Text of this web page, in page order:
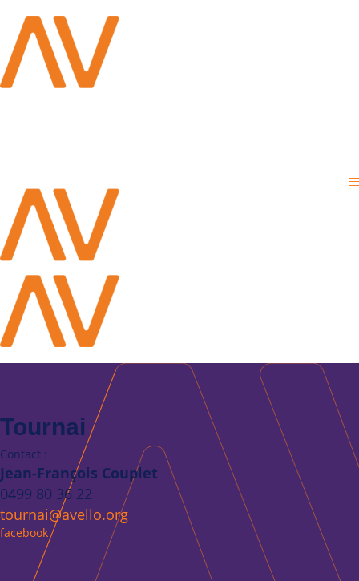
Tournai
Contact :
Jean-François Couplet
0499 80 36 22
tournai@avello.org
facebook